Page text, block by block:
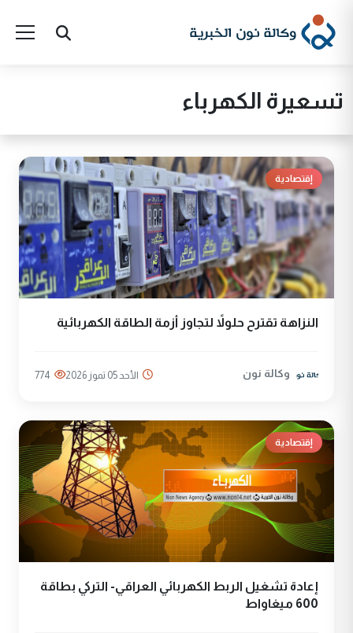
تسعيرة الكهرباء
إقتصادية
النزاهة تقترح حلولاً لتجاوز أزمة الطاقة الكهربائية
وكالة نون الأحد 05 تموز 2026 774
إقتصادية
إعادة تشغيل الربط الكهربائي العراقي- التركي بطاقة
600 ميغاواط